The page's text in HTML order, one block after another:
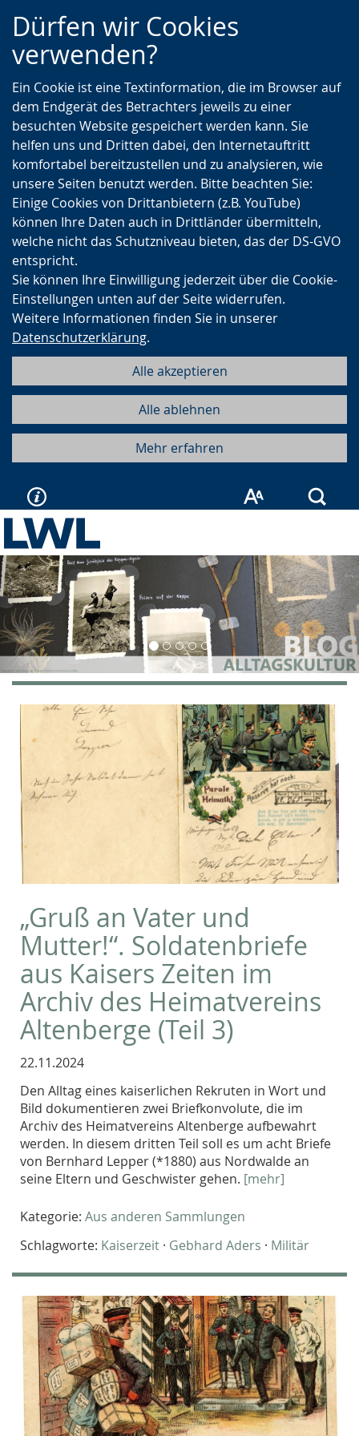
Zur
Hauptnavigation
Zur
Seitennavigation
Zum
Inhalt
Dürfen wir Cookies
verwenden?
Ein Cookie ist eine Textinformation, die im Browser auf
dem Endgerät des Betrachters jeweils zu einer
besuchten Website gespeichert werden kann. Sie
helfen uns und Dritten dabei, den Internetauftritt
komfortabel bereitzustellen und zu analysieren, wie
unsere Seiten benutzt werden. Bitte beachten Sie:
Einige Cookies von Drittanbietern (z.B. YouTube)
können Ihre Daten auch in Drittländer übermitteln,
welche nicht das Schutzniveau bieten, das der DS-GVO
entspricht.
Sie können Ihre Einwilligung jederzeit über die Cookie-
Einstellungen unten auf der Seite widerrufen.
Weitere Informationen finden Sie in unserer
Datenschutzerklärung.
Alle akzeptieren
Alle ablehnen
Mehr erfahren
Vorherige
„Gruß an Vater und
Mutter!“. Soldatenbriefe
aus Kaisers Zeiten im
Archiv des Heimatvereins
Altenberge (Teil 3)
22.11.2024
Den Alltag eines kaiserlichen Rekruten in Wort und
Bild dokumentieren zwei Briefkonvolute, die im
Archiv des Heimatvereins Altenberge aufbewahrt
werden. In diesem dritten Teil soll es um acht Briefe
von Bernhard Lepper (*1880) aus Nordwalde an
seine Eltern und Geschwister gehen. [mehr]
Kategorie: Aus anderen Sammlungen
Schlagworte: Kaiserzeit · Gebhard Aders · Militär